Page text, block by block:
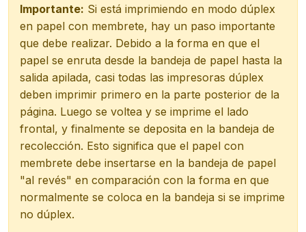
Importante: Si está imprimiendo en modo dúplex
en papel con membrete, hay un paso importante
que debe realizar. Debido a la forma en que el
papel se enruta desde la bandeja de papel hasta la
salida apilada, casi todas las impresoras dúplex
deben imprimir primero en la parte posterior de la
página. Luego se voltea y se imprime el lado
frontal, y finalmente se deposita en la bandeja de
recolección. Esto significa que el papel con
membrete debe insertarse en la bandeja de papel
"al revés" en comparación con la forma en que
normalmente se coloca en la bandeja si se imprime
no dúplex.